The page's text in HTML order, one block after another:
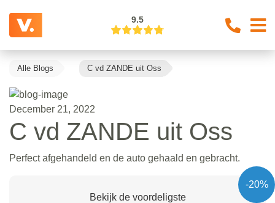
9.5
Alle Blogs C vd ZANDE uit Oss
December 21, 2022
C vd ZANDE uit Oss
Perfect afgehandeld en de auto gehaald en gebracht.
-20%
Bekijk de voordeligste